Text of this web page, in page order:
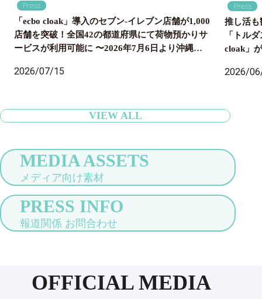
Press
「ecbo cloak」導入のセブン‐イレブン店舗が1,000
店舗を突破！全国42の都道府県にて荷物預かりサ
ービスが利用可能に 〜2026年7月6日より沖縄県
行者の身軽な旅をサポート〜
2026/07/15
Press
推し活
「トル
cloak」
2026/
VIEW ALL
MEDIA ASSETS
メディア向け素材
PRESS INFO
報道関係 お問合わせ
OFFICIAL MEDIA